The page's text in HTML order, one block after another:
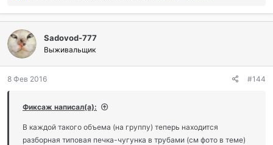
б
а
г
о
а
и
и
:
Sadovod-777
Выживальщик
8 Фев 2016 #144
Фиксаж написал(а):
В каждой такого объема (на группу) теперь находится
разборная типовая печка-чугунка в трубами (см фото в теме)